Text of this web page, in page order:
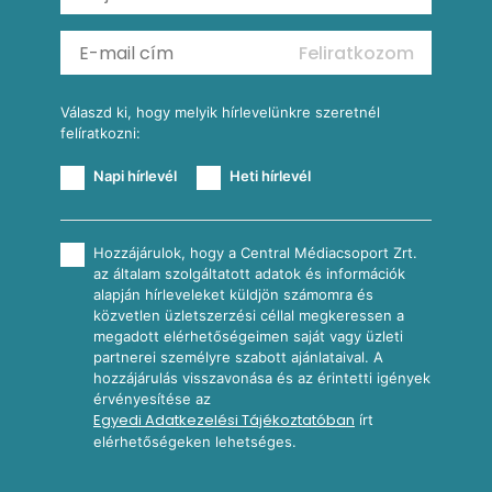
Reggeli receptek
Feliratkozom
Válaszd ki, hogy melyik hírlevelünkre szeretnél
felíratkozni:
Napi hírlevél Heti hírlevél
Hozzájárulok, hogy a Central Médiacsoport Zrt.
az általam szolgáltatott adatok és információk
alapján hírleveleket küldjön számomra és
közvetlen üzletszerzési céllal megkeressen a
megadott elérhetőségeimen saját vagy üzleti
partnerei személyre szabott ajánlataival. A
hozzájárulás visszavonása és az érintetti igények
érvényesítése az
Egyedi Adatkezelési Tájékoztatóban írt
elérhetőségeken lehetséges.